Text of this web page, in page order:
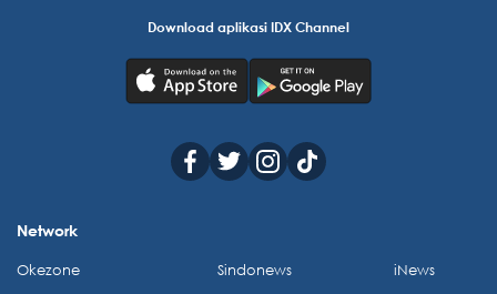
Download aplikasi IDX Channel
Network
Okezone
Sindonews
iNews